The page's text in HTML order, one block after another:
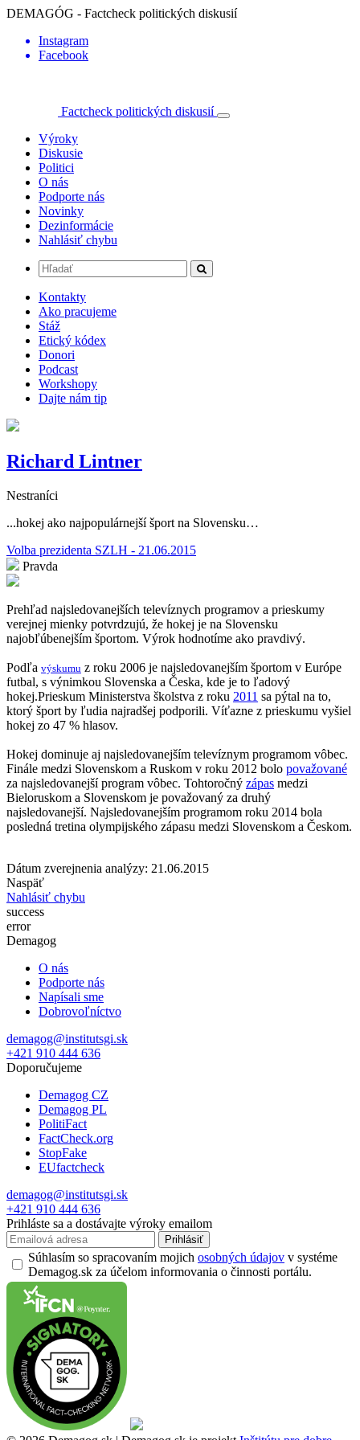
DEMAGÓG - Factcheck politických diskusií
Instagram
Facebook
Factcheck politických diskusií
Výroky
Diskusie
Politici
O nás
Podporte nás
Novinky
Dezinformácie
Nahlásiť chybu
Kontakty
Ako pracujeme
Stáž
Etický kódex
Donori
Podcast
Workshopy
Dajte nám tip
Richard Lintner
Nestraníci
...hokej ako najpopulárnejší šport na Slovensku…
Volba prezidenta SZLH - 21.06.2015
Pravda
Prehľad najsledovanejších televíznych programov a prieskumy
verejnej mienky potvrdzujú, že hokej je na Slovensku
najobľúbenejším športom. Výrok hodnotíme ako pravdivý.
Podľa výskumu z roku 2006 je najsledovanejším športom v Európe
futbal, s výnimkou Slovenska a Česka, kde je to ľadový
hokej.Prieskum Ministerstva školstva z roku 2011 sa pýtal na to,
ktorý šport by ľudia najradšej podporili. Víťazne z prieskumu vyšiel
hokej zo 47 % hlasov.
Hokej dominuje aj najsledovanejším televíznym programom vôbec.
Finále medzi Slovenskom a Ruskom v roku 2012 bolo považované
za najsledovanejší program vôbec. Tohtoročný zápas medzi
Bieloruskom a Slovenskom je považovaný za druhý
najsledovanejší. Najsledovanejším programom roku 2014 bola
posledná tretina olympijského zápasu medzi Slovenskom a Českom.
Dátum zverejnenia analýzy: 21.06.2015
Naspäť
Nahlásiť chybu
success
error
Demagog
O nás
Podporte nás
Napísali sme
Dobrovoľníctvo
demagog@institutsgi.sk
+421 910 444 636
Doporučujeme
Demagog CZ
Demagog PL
PolitiFact
FactCheck.org
StopFake
EUfactcheck
demagog@institutsgi.sk
+421 910 444 636
Prihláste sa a dostávajte výroky emailom
Prihlásiť
Súhlasím so spracovaním mojich osobných údajov v systéme
Demagog.sk za účelom informovania o činnosti portálu.